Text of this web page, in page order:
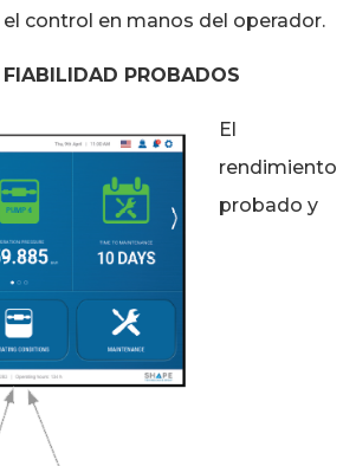
control en manos del operador.
PROBADOS
El
rendimiento
probado y